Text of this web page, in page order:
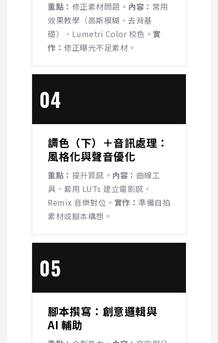
重點： 修正素材問題。 內容： 常用
效果教學（高斯模糊、去背基
礎）、 Lumetri Color校色。 實
作： 修正曝光不足素材。
04
調色（下）＋音訊處理：
風格化與聲音優化
重點： 提升質感。 內容： 曲線工
具、套用 LUTs 建立電影感、
Remix 音樂對位。 實作： 準備自拍
素材或腳本構想。
05
腳本撰寫：創意邏輯與
AI 輔助